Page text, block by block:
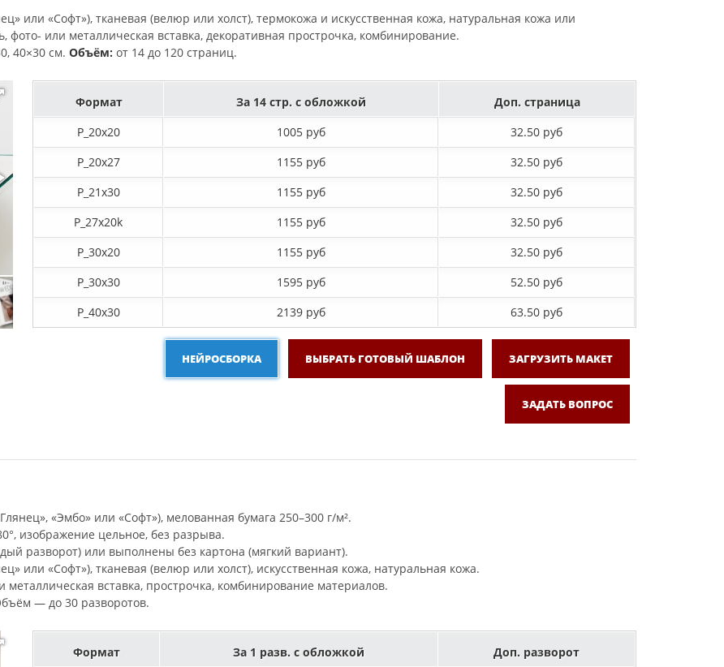
или «Софт»), тканевая (велюр или холст), термокожа и искусственная кожа, натуральная кожа или
или металлическая вставка, декоративная прострочка, комбинирование.
40×30 см. Объём: от 14 до 120 страниц.
Формат За 14 стр. с обложкой
Доп. страница
P_20х20
1005 руб
32.50 руб
P_20х27
1155 руб
32.50 руб
P_21х30
1155 руб
32.50 руб
P_27х20k
1155 руб
32.50 руб
P_30х20
1155 руб
32.50 руб
P_30х30
1595 руб
52.50 руб
P_40х30
2139 руб 63.50 руб
НЕЙРОСБОРКА ВЫБРАТЬ ГОТОВЫЙ ШАБЛОН ЗАГРУЗИТЬ МАКЕТ
ЗАДАТЬ ВОПРОС
«Эмбо» или «Софт»), мелованная бумага 250–300 г/м².
изображение цельное, без разрыва.
разворот) или выполнены без картона (мягкий вариант).
или «Софт»), тканевая (велюр или холст), искусственная кожа, натуральная кожа.
вставка, прострочка, комбинирование материалов.
— до 30 разворотов.
Формат За 1 разв. с обложкой
Доп. разворот